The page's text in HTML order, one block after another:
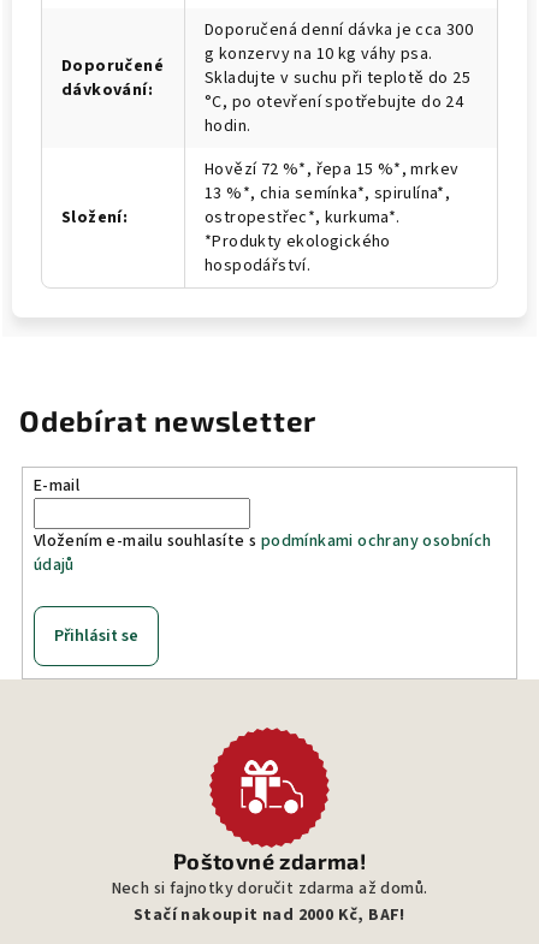
Doporučené
dávkování:
Doporučená denní dávka je cca 300
g konzervy na 10 kg váhy psa.
Skladujte v suchu při teplotě do 25
°C, po otevření spotřebujte do 24
hodin.
Složení:
Hovězí 72 %*, řepa 15 %*, mrkev
13 %*, chia semínka*, spirulína*,
ostropestřec*, kurkuma*.
*Produkty ekologického
hospodářství.
Odebírat newsletter
E-mail
Vložením e-mailu souhlasíte s podmínkami ochrany osobních
údajů
Přihlásit se
Poštovné zdarma!
Nech si fajnotky doručit zdarma až domů.
Stačí nakoupit nad 2000 Kč, BAF!